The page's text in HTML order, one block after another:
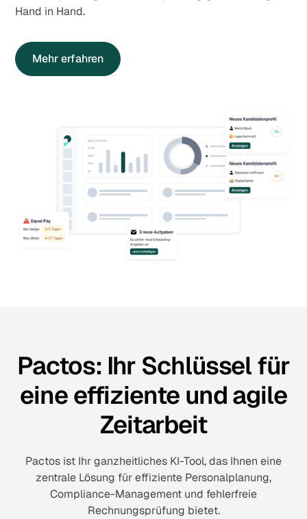
Hand in Hand.
Mehr erfahren
Pactos: Ihr Schlüssel für
eine effiziente und agile
Zeitarbeit
Pactos ist Ihr ganzheitliches KI-Tool, das Ihnen eine
zentrale Lösung für effiziente Personalplanung,
Compliance-Management und fehlerfreie
Rechnungsprüfung bietet.